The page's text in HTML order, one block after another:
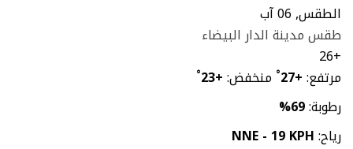
الطقس, 06 آب
طقس مدينة الدار البيضاء
+
26
مرتفع:+
27
° منخفض:+
23
°
رطوبة:69%
رياح:NNE - 19 KPH